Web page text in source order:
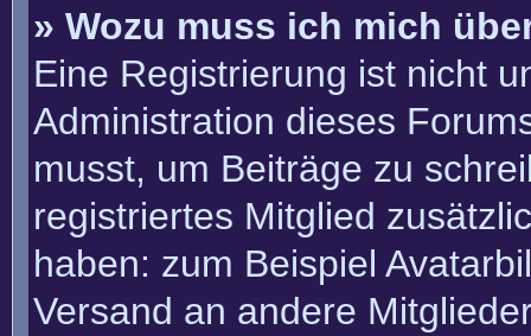
» Wozu muss ich mich
Eine Registrierung ist nicht
Administration dieses
musst, um Beiträge zu
registriertes Mitglied
haben: zum Beispiel
Versand an andere